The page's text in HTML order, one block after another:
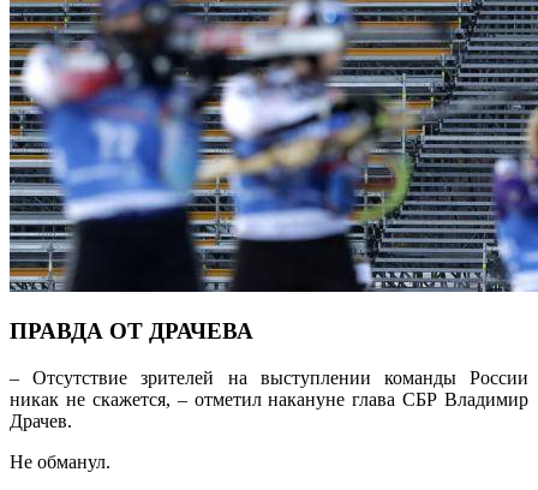
ПРАВДА ОТ ДРАЧЕВА
– Отсутствие зрителей на выступлении команды России
никак не скажется, – отметил наканунеглава СБР Владимир
Драчев.
Не обманул.